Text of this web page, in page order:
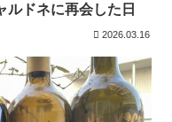
ルドネに再会した日
2026.03.16